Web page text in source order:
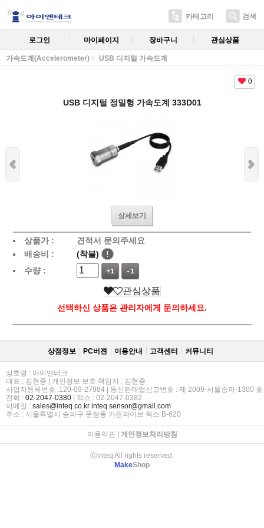
카테고리 검색
로그인 마이페이지 장바구니 관심상품
가속도계(Accelerometer) USB 디지털 가속도계
0
USB 디지털 정밀형 가속도계 333D01
상세보기
상품가 :
견적서 문의주세요
배송비 :
(착불)
!
수량 :
+1 -1
관심상품
선택하신 상품은 관리자에게 문의하세요.
상점정보 PC버젼 이용안내 고객센터 커뮤니티
상호명 : 아이앤테크
대표 : 김현중 | 개인정보 보호 책임자 : 김현중
사업자등록번호 :120-09-27984 | 통신판매업신고번호 : 제 2009-서울송파-1300 호
전화 : 02-2047-0380 | 팩스 : 02-2047-0382
이메일 : sales@inteq.co.kr inteq.sensor@gmail.com
주소 : 서울특별시 송파구 문정동 가든파이브 웍스 B-620
이용약관| 개인정보처리방침
ⓒinteq All rights reserved.
MakeShop